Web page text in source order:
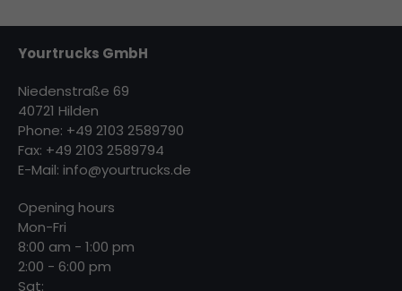
Yourtrucks GmbH
Niedenstraße 69
40721 Hilden
Phone: +49 2103 2589790
Fax: +49 2103 2589794
E-Mail: info@yourtrucks.de
Opening hours
Mon-Fri
8:00 am - 1:00 pm
2:00 - 6:00 pm
Sat: